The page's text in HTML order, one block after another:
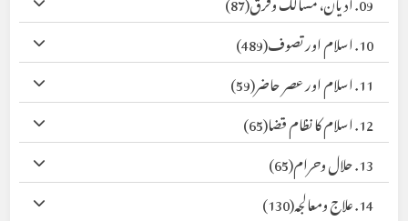
10. اسلام اور تصوف
(489)
11. اسلام اور عصر حاضر
(59)
12. اسلام کا نظام قضا
(65)
13. حلال وحرام
(65)
14. علاج ومعالجہ
(130)